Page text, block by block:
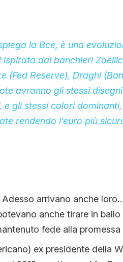
la Bce, è una
dai banchieri
(Fed Reserve), Draghi
avranno gli stessi
e gli stessi colori
rendendo l’euro più
Adesso arrivano anche
anche tirare in
fede alla promessa
ex presidente della